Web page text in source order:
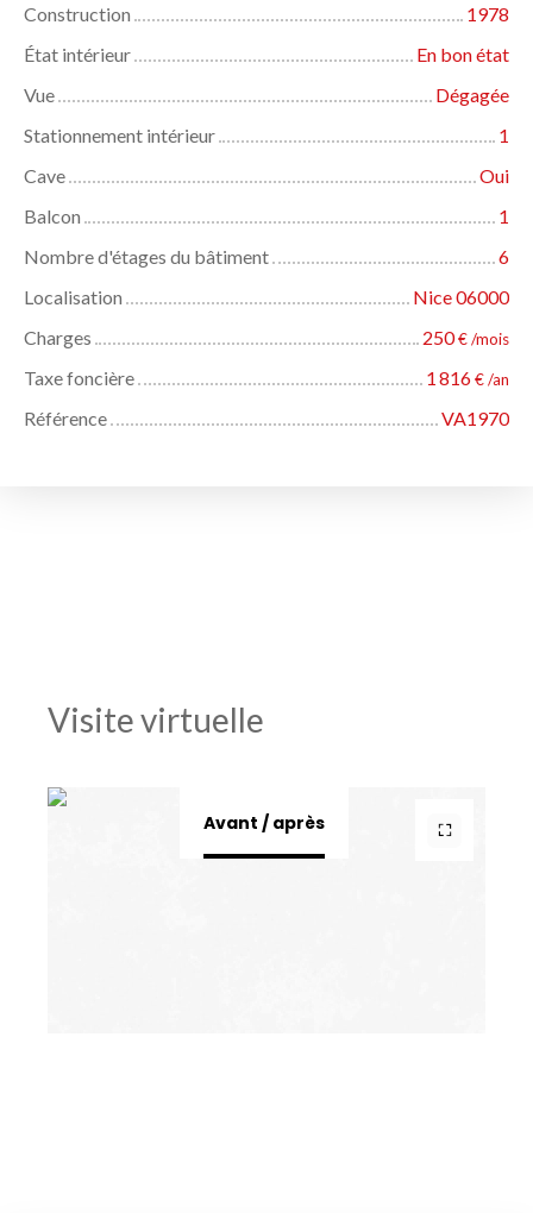
Construction
1978
État intérieur
En bon état
Vue
Dégagée
Stationnement intérieur
1
Cave
Oui
Balcon
1
Nombre d'étages du bâtiment
6
Localisation
Nice 06000
Charges
250€ /mois
Taxe foncière 1 816€ /an
Référence VA1970
Visite virtuelle